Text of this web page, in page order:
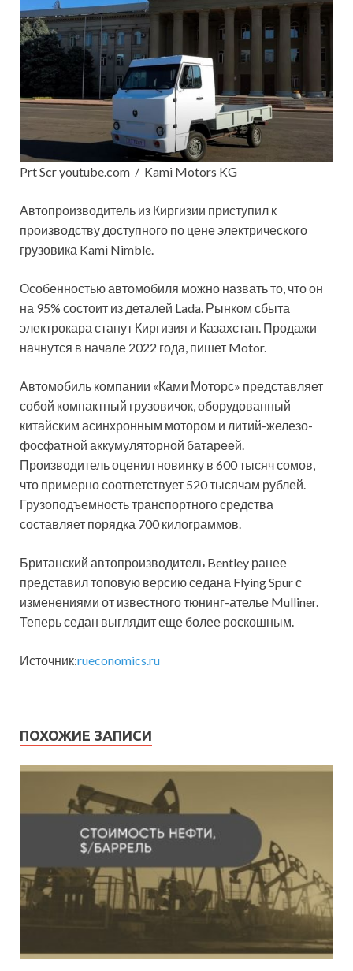
Prt Scr youtube.com / Kami Motors KG
Автопроизводитель из Киргизии приступил к
производству доступного по цене электрического
грузовика Kami Nimble.
Особенностью автомобиля можно назвать то, что он
на 95% состоит из деталей Lada. Рынком сбыта
электрокара станут Киргизия и Казахстан. Продажи
начнутся в начале 2022 года, пишет Motor.
Автомобиль компании «Ками Моторс» представляет
собой компактный грузовичок, оборудованный
китайским асинхронным мотором и литий-железо-
фосфатной аккумуляторной батареей.
Производитель оценил новинку в 600 тысяч сомов,
что примерно соответствует 520 тысячам рублей.
Грузоподъемность транспортного средства
составляет порядка 700 килограммов.
Британский автопроизводитель Bentley ранее
представил топовую версию седана Flying Spur с
изменениями от известного тюнинг-ателье Mulliner.
Теперь седан выглядит еще более роскошным.
Источник:rueconomics.ru
ПОХОЖИЕ ЗАПИСИ